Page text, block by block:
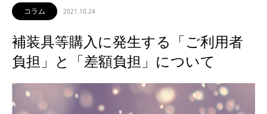
コラム 2021.10.24
補装具等購入に発生する「ご利用者
負担」と「差額負担」について